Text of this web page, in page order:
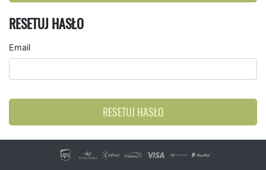
RESETUJ HASŁO
Email
RESETUJ HASŁO